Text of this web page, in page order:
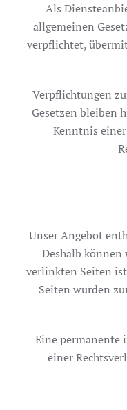
Als
allgemeinen
verpflichtet,
Verpflichtungen
Gesetzen bleiben
Kenntnis
Unser Angebot
Deshalb können
verlinkten Seiten
Seiten wurden
Eine permanente
einer